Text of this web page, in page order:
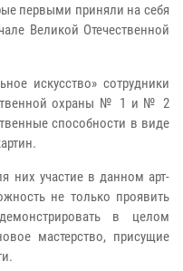
первыми приняли на себя
Великой Отечественной
искусство» сотрудники
охраны № 1 и № 2
способности в виде
них участие в данном арт-
не только проявить
в целом
мастерство, присущие